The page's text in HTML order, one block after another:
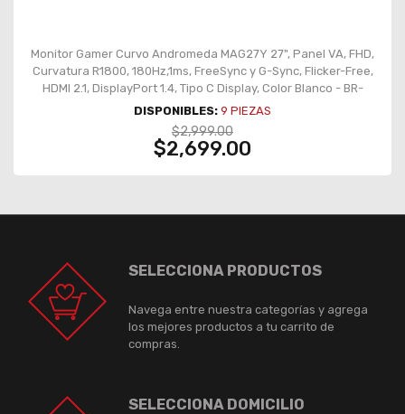
Monitor Gamer Curvo Andromeda MAG27Y 27", Panel VA, FHD,
Curvatura R1800, 180Hz,1ms, FreeSync y G-Sync, Flicker-Free,
HDMI 2.1, DisplayPort 1.4, Tipo C Display, Color Blanco - BR-
942997
DISPONIBLES: 9 PIEZAS
$2,999.00
$2,699.00
SELECCIONA PRODUCTOS
Navega entre nuestra categorías y agrega
los mejores productos a tu carrito de
compras.
SELECCIONA DOMICILIO